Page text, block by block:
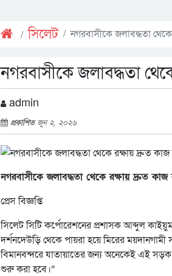
সিলেট নগরবাসীকে জলাবদ্ধতা
নগরবাসীকে জলাবদ্ধতা
admin
প্রকাশিতজুন ২, ২০২৬
নগরবাসীকে জলাবদ্ধতা থেকে রক্ষায় দ্রুত
প্রেস বিজ্ঞপ্তি
সিলেট সিটি কর্পোরেশনের প্রশাসক আব্দুল
দর্শনদেউড়ি থেকে পায়রা হয়ে মিরের
বিমানবন্দরে যাতায়াতের জন্য অনেকেই এই
শুরু করা হবে।”